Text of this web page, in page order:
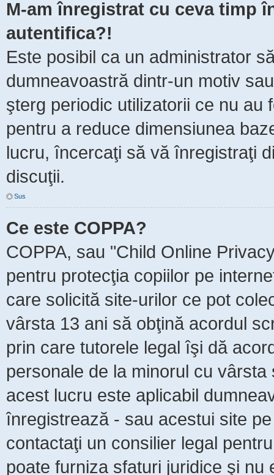
M-am înregistrat cu ceva timp
autentifica?!
Este posibil ca un administrator
dumneavoastră dintr-un motiv
şterg periodic utilizatorii ce nu au
pentru a reduce dimensiunea
lucru, încercaţi să vă înregistraţi
discuţii.
Sus
Ce este COPPA?
COPPA, sau "Child Online
pentru protecţia copiilor pe
care solicită site-urilor ce pot
vârsta 13 ani să obţină acordul
prin care tutorele legal îşi dă
personale de la minorul cu
acest lucru este aplicabil
înregistrează - sau acestui site
contactaţi un consilier legal
poate furniza sfaturi juridice şi